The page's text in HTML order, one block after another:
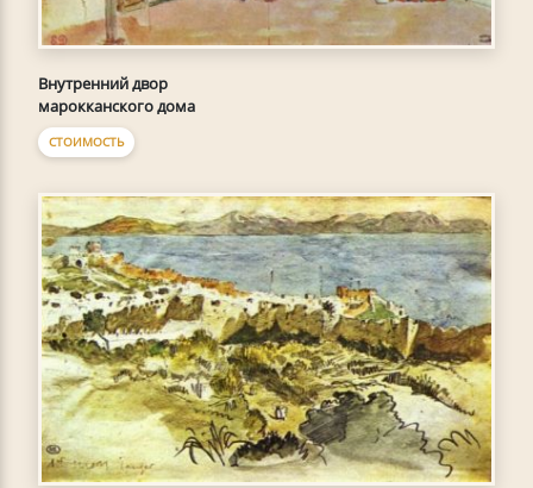
Внутренний двор
марокканского дома
СТОИМОСТЬ